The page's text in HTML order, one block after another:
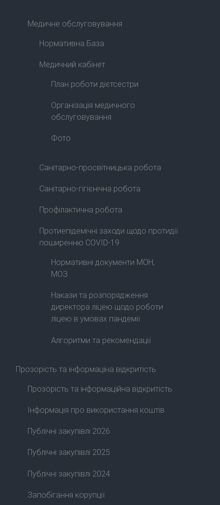
Медичне обслуговування
Нормативна База
Медичний кабінет
План роботи дієтсестри
Організація медичного
обслуговування
Фото
Санітарно-просвітницька робота
Санітарно-гігієнічна робота
Профілактична робота
Протиепідемічні заходи щодо протидії
поширенню COVID-19
Нормативні документи МОН,
МОЗ
Накази та розпорядження
директора ліцею щодо роботи
ліцею в умовах пандемії
Алгоритми та рекомендації
Прозорість та інформаціна відкритість
Прозорість та інформаційна відкритість
Інформація про використання коштів
Публічні закупівлі 2026
Публічні закупівлі 2025
Публічні закупівлі 2024
Запобігання корупції